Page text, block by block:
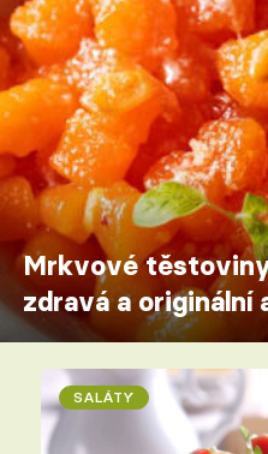
Mrkvové
zdravá a
SALÁTY